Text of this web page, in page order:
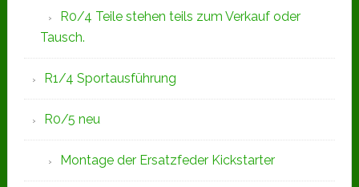
R0/4 Teile stehen teils zum Verkauf oder
Tausch.
R1/4 Sportausführung
R0/5 neu
Montage der Ersatzfeder Kickstarter